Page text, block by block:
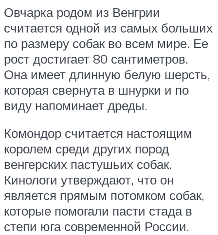
Овчарка родом из Венгрии
считается одной из самых больших
по размеру собак во всем мире. Ее
рост достигает 80 сантиметров.
Она имеет длинную белую шерсть,
которая свернута в шнурки и по
виду напоминает дреды.
Комондор считается настоящим
королем среди других пород
венгерских пастушьих собак.
Кинологи утверждают, что он
является прямым потомком собак,
которые помогали пасти стада в
степи юга современной России.